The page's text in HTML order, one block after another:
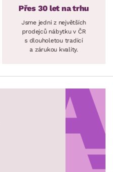
Přes 30 let na trhu
Jsme jedni z největších
prodejců nábytku v ČR
s dlouholetou tradicí
a zárukou kvality.